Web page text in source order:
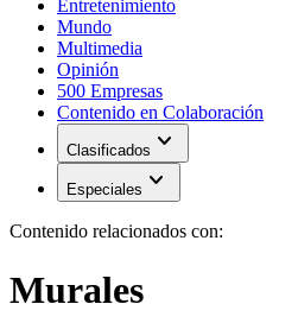
Entretenimiento
Mundo
Multimedia
Opinión
500 Empresas
Contenido en Colaboración
Clasificados expand_more
Especiales expand_more
Contenido relacionados con:
Murales